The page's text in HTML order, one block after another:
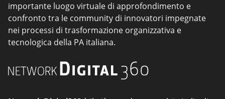
importante luogo virtuale di approfondimento e
confronto tra le community di innovatori impegnate
nei processi di trasformazione organizzativa e
tecnologica della PA italiana.